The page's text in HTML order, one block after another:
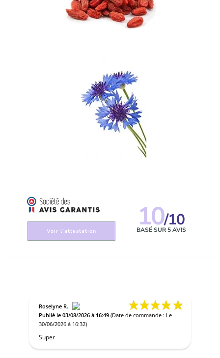
Voir l'attestation 10/10
BASÉ SUR 5 AVIS
Roselyne R.
Publié le 03/08/2026 à 16:49(Date de commande : Le
30/06/2026 à 16:32)
Super